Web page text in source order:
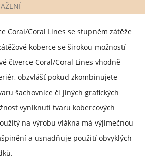
Coral/Coral Lines se stupněm zátěže
koberce se širokou možností
čtverce Coral/Coral Lines vhodně
obzvlášť pokud zkombinujete
šachovnice či jiných grafických
vyniknutí tvaru kobercových
na výrobu vlákna má výjimečnou
a usnadňuje použití obvyklých